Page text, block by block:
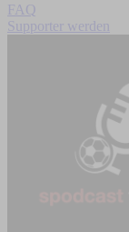
FAQ
Supporter werden